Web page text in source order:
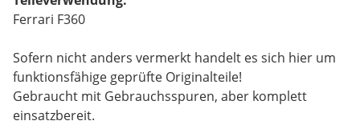
Ferrari F360
Sofern nicht anders vermerkt handelt es sich hier um
funktionsfähige geprüfte Originalteile!
Gebraucht mit Gebrauchsspuren, aber komplett
einsatzbereit.